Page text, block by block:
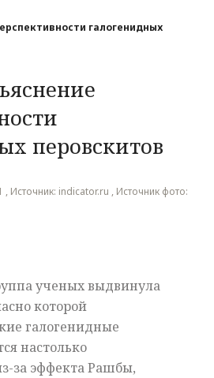
галогенидных
перовскитов
, Источник: indicator.ru , Источник фото:
ученых выдвинула
которой
галогенидные
настолько
за эффекта Рашбы,